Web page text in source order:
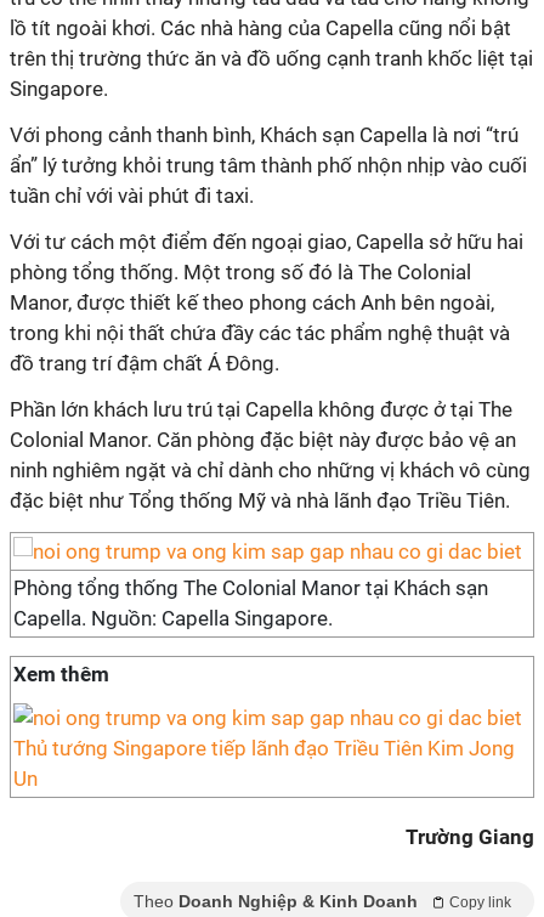
lồ tít ngoài khơi. Các nhà hàng của Capella cũng nổi bật
trên thị trường thức ăn và đồ uống cạnh tranh khốc liệt tại
Singapore.
Với phong cảnh thanh bình, Khách sạn Capella là nơi “trú
ẩn” lý tưởng khỏi trung tâm thành phố nhộn nhịp vào cuối
tuần chỉ với vài phút đi taxi.
Với tư cách một điểm đến ngoại giao, Capella sở hữu hai
phòng tổng thống. Một trong số đó là The Colonial
Manor, được thiết kế theo phong cách Anh bên ngoài,
trong khi nội thất chứa đầy các tác phẩm nghệ thuật và
đồ trang trí đậm chất Á Đông.
Phần lớn khách lưu trú tại Capella không được ở tại The
Colonial Manor. Căn phòng đặc biệt này được bảo vệ an
ninh nghiêm ngặt và chỉ dành cho những vị khách vô cùng
đặc biệt như Tổng thống Mỹ và nhà lãnh đạo Triều Tiên.
Phòng tổng thống The Colonial Manor tại Khách sạn
Capella. Nguồn: Capella Singapore.
Xem thêm
Thủ tướng Singapore tiếp lãnh đạo Triều Tiên Kim Jong
Un
Trường Giang
Theo Doanh Nghiệp & Kinh Doanh Copy link